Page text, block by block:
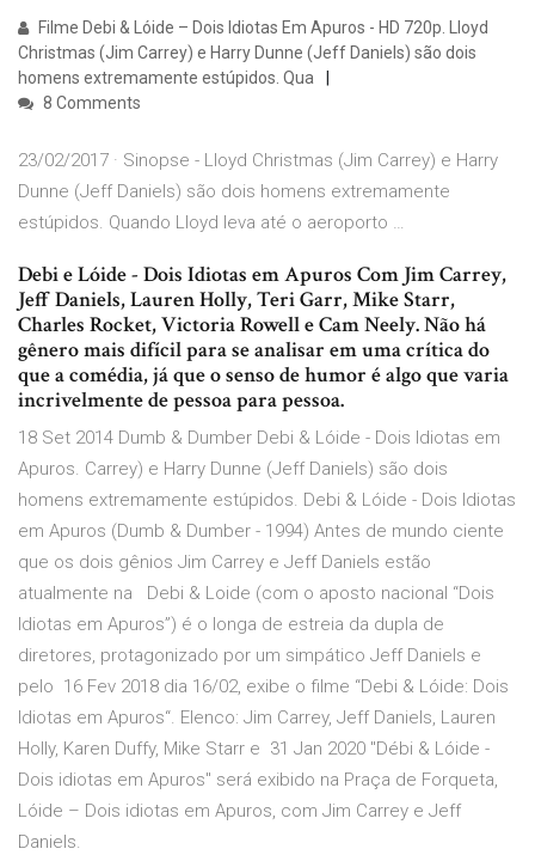
Filme Debi & Lóide – Dois Idiotas Em Apuros - HD 720p. Lloyd
Christmas (Jim Carrey) e Harry Dunne (Jeff Daniels) são dois
homens extremamente estúpidos. Qua
8 Comments
23/02/2017 · Sinopse - Lloyd Christmas (Jim Carrey) e Harry
Dunne (Jeff Daniels) são dois homens extremamente
estúpidos. Quando Lloyd leva até o aeroporto …
Debi e Lóide - Dois Idiotas em Apuros Com Jim Carrey,
Jeff Daniels, Lauren Holly, Teri Garr, Mike Starr,
Charles Rocket, Victoria Rowell e Cam Neely. Não há
gênero mais difícil para se analisar em uma crítica do
que a comédia, já que o senso de humor é algo que varia
incrivelmente de pessoa para pessoa.
18 Set 2014 Dumb & Dumber Debi & Lóide - Dois Idiotas em
Apuros. Carrey) e Harry Dunne (Jeff Daniels) são dois
homens extremamente estúpidos. Debi & Lóide - Dois Idiotas
em Apuros (Dumb & Dumber - 1994) Antes de mundo ciente
que os dois gênios Jim Carrey e Jeff Daniels estão
atualmente na Debi & Loide (com o aposto nacional “Dois
Idiotas em Apuros”) é o longa de estreia da dupla de
diretores, protagonizado por um simpático Jeff Daniels e
pelo 16 Fev 2018 dia 16/02, exibe o filme “Debi & Lóide: Dois
Idiotas em Apuros“. Elenco: Jim Carrey, Jeff Daniels, Lauren
Holly, Karen Duffy, Mike Starr e 31 Jan 2020 "Débi & Lóide -
Dois idiotas em Apuros" será exibido na Praça de Forqueta,
Lóide – Dois idiotas em Apuros, com Jim Carrey e Jeff
Daniels.